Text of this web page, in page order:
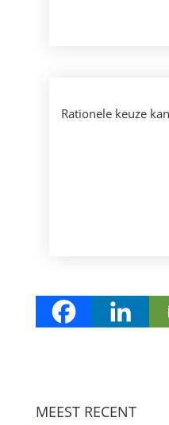
Rationele keuze
MEEST RECENT